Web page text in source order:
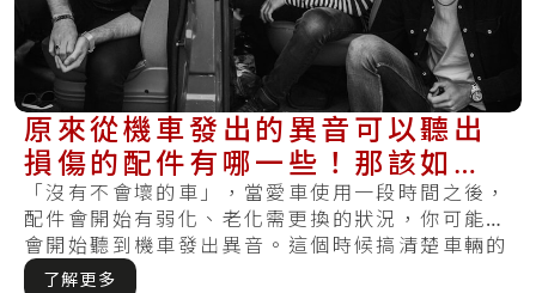
原來從機車發出的異音可以聽出
損傷的配件有哪一些！那該如何
維修讓它不會又出聲呢？
「沒有不會壞的車」，當愛車使用一段時間之後，
配件會開始有弱化、老化需更換的狀況，你可能也
會開始聽到機車發出異音。這個時候搞清楚車輛的
異音.....
了解更多